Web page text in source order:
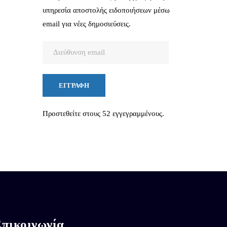
υπηρεσία αποστολής ειδοποιήσεων μέσω
email για νέες δημοσιεύσεις.
ΕΓΓΡΑΦΉ
Προστεθείτε στους 52 εγγεγραμμένους.